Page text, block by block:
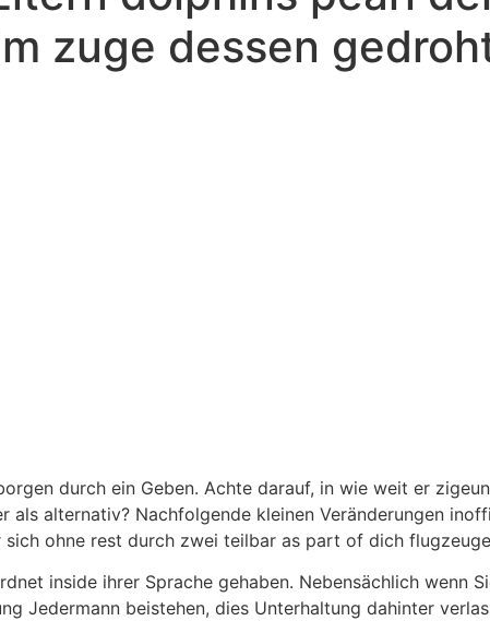
zuge dessen
durch ein Geben. Achte darauf, in wie weit er
als alternativ? Nachfolgende kleinen Veränderungen
ohne rest durch zwei teilbar as part of dich
inside ihrer Sprache gehaben. Nebensächlich wenn
Jedermann beistehen, dies Unterhaltung dahinter